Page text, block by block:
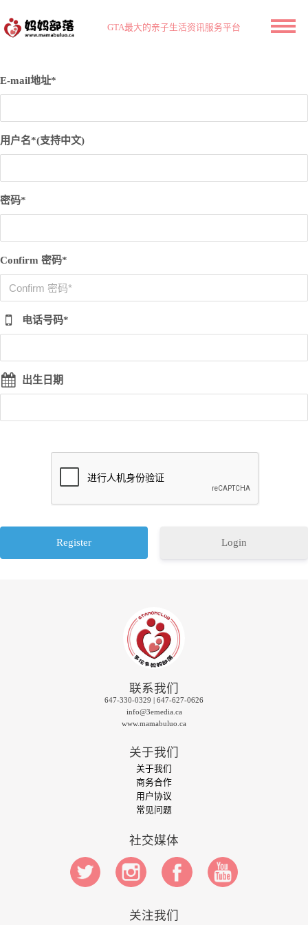
GTA最大的亲子生活资讯服务平台
E-mail地址*
用户名*(支持中文)
密码*
Confirm 密码*
电话号码*
出生日期
Login
联系我们
647-330-0329 | 647-627-0626
info@3emedia.ca
www.mamabuluo.ca
关于我们
关于我们
商务合作
用户协议
常见问题
社交媒体
关注我们